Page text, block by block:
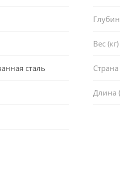
Вес (кг)
сталь
Длина